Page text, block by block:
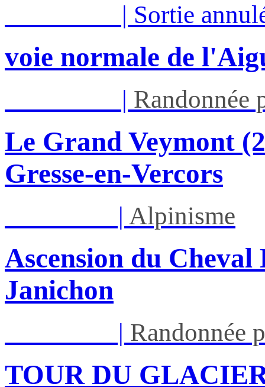
| Sortie
voie normale de
| Randonnée
Le Grand Veymont
Gresse-en-Vercors
| Alpinisme
Ascension du
Janichon
| Randonnée
TOUR DU